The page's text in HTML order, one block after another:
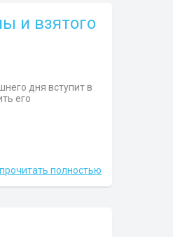
и взятого
дня вступит в
его
прочитать полностью